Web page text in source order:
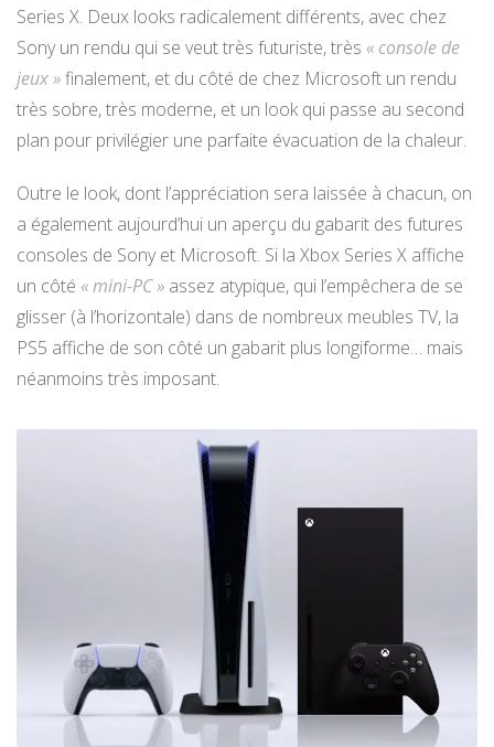
Series X. Deux looks radicalement différents, avec chez
Sony un rendu qui se veut très futuriste, très « console de
jeux »finalement, et du côté de chez Microsoft un rendu
très sobre, très moderne, et un look qui passe au second
plan pour privilégier une parfaite évacuation de la chaleur.
Outre le look, dont l’appréciation sera laissée à chacun, on
a également aujourd’hui un aperçu du gabarit des futures
consoles de Sony et Microsoft. Si la Xbox Series X affiche
un côté « mini-PC » assez atypique, qui l’empêchera de se
glisser (à l’horizontale) dans de nombreux meubles TV, la
PS5 affiche de son côté un gabarit plus longiforme… mais
néanmoins très imposant.